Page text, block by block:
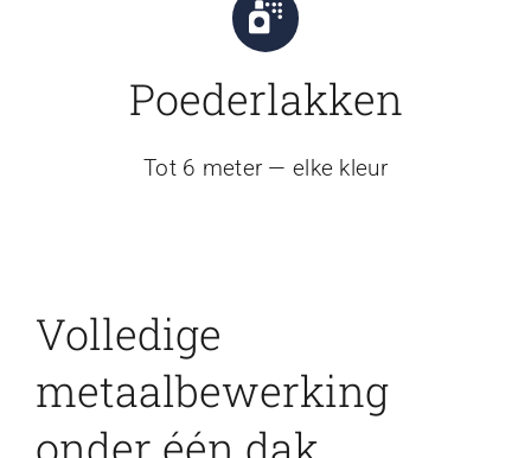
Poederlakken
Tot 6 meter — elke kleur
Volledige
metaalbewerking